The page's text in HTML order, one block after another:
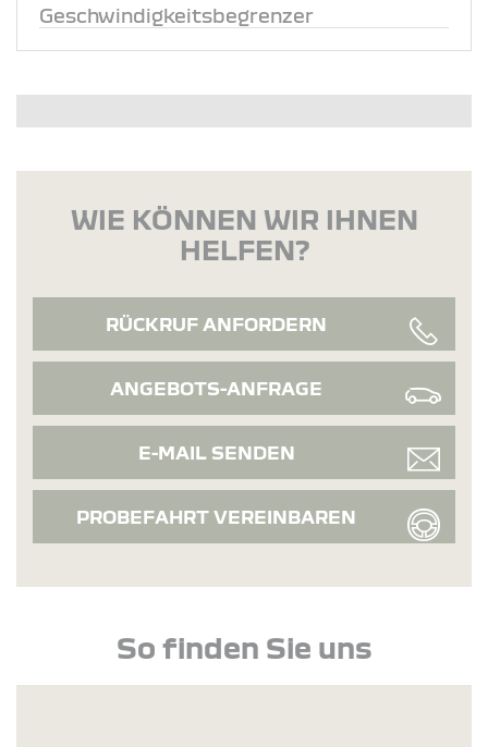
Geschwindigkeitsbegrenzer
WIE KÖNNEN WIR IHNEN
HELFEN?
RÜCKRUF ANFORDERN
ANGEBOTS-ANFRAGE
E-MAIL SENDEN
PROBEFAHRT VEREINBAREN
So finden Sie uns